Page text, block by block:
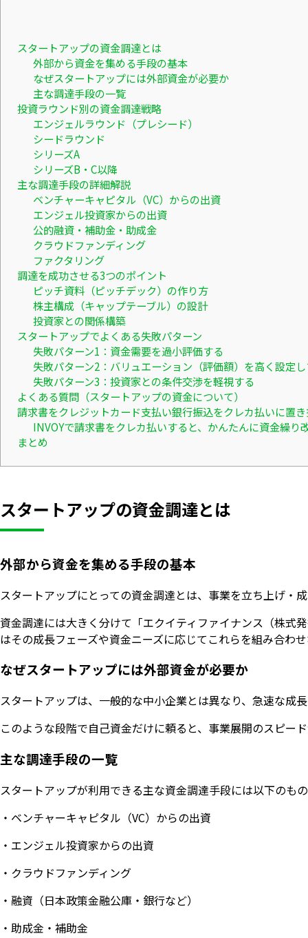
スタートアップの資金調達とは
外部から資金を集める手段の基本
なぜスタートアップには外部資金が必要か
主な調達手段の一覧
投資ラウンド別の資金調達戦略
エンジェルラウンド（プレシード）
シードラウンド
シリーズA
シリーズB・C以降
主な調達手段の詳細解説
ベンチャーキャピタル（VC）からの出資
エンジェル投資家からの出資
公的融資・補助金・助成金
クラウドファンディング
ファクタリング
調達を成功させる3つのポイント
ピッチ資料（ピッチデック）の作り方
株主構成（キャップテーブル）の設計
投資家との関係構築
スタートアップでよくある失敗パターン
失敗パターン1：資金需要を過小評価する
失敗パターン2：バリュエーション（評価額）を高く設定
失敗パターン3：投資家との条件交渉を軽視する
よくある質問（スタートアップの資金について）
請求書をクレジットカード支払い銀行振込をクレカ払いに置
INVOYで請求書をクレカ払いすると、かんたんに資金繰り
まとめ
スタートアップの資金調達とは
外部から資金を集める手段の基本
スタートアップにとっての資金調達とは、事業を立ち上げ・
資金調達には大きく分けて「エクイティファイナンス（株式
はその成長フェーズや資金ニーズに応じてこれらを組み合わ
なぜスタートアップには外部資金が必要か
スタートアップは、一般的な中小企業とは異なり、急速な成
このような段階で自己資金だけに頼ると、事業展開のスピー
主な調達手段の一覧
スタートアップが利用できる主な資金調達手段には以下のも
・ベンチャーキャピタル（VC）からの出資
・エンジェル投資家からの出資
・クラウドファンディング
・融資（日本政策金融公庫・銀行など）
・助成金・補助金